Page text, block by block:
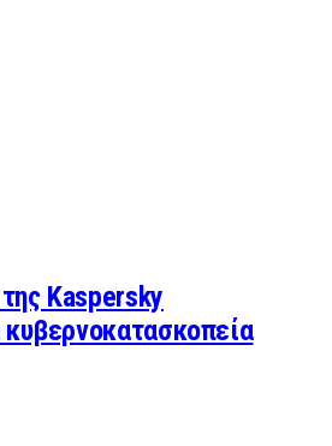
Kaspersky
κυβερνοκατασκοπεία